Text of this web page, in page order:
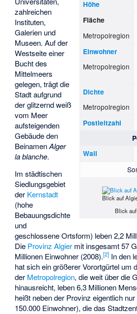
Höhe
Fläche
Metropolregion
Einwohner
Metropolregion
Dichte
Metropolregion
Postleitzahl
Wali
Blick auf
Blick
zahlreichen
Instituten,
Galerien und
Museen. Auf der
Westseite einer
Bucht des
Mittelmeers
gelegen, trägt die
Stadt aufgrund
der glitzernd weiß
vom Meer
aufsteigenden
Gebäude den
BeinamenAlger
la blanche.
Im städtischen
Siedlungsgebiet
der Kernstadt
(hohe
Bebauungsdichte
und
geschlossene Ortsform) leben 2,2
Die Provinz Algier mit insgesamt 57
Millionen Einwohner (2008).[2] In den
hat sich ein größerer Vorortgürtel um
der Metropolregion, die weit über die
hinausreicht, leben 6,3 Millionen
heißt neben der Provinz eigentlich
150.000 Einwohner), die das